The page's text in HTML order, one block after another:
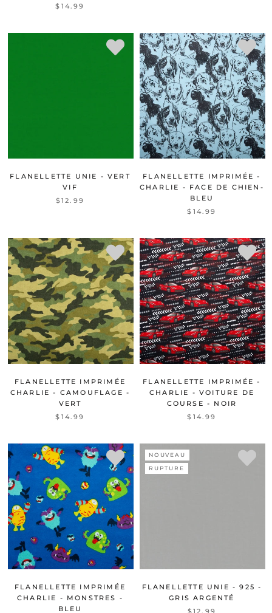
$14.99
FLANELLETTE UNIE - VERT
VIF
$12.99
FLANELLETTE IMPRIMÉE -
CHARLIE - FACE DE CHIEN-
BLEU
$14.99
FLANELLETTE IMPRIMÉE
CHARLIE - CAMOUFLAGE -
VERT
$14.99
FLANELLETTE IMPRIMÉE -
CHARLIE - VOITURE DE
COURSE - NOIR
$14.99
FLANELLETTE IMPRIMÉE
CHARLIE - MONSTRES -
BLEU
NOUVEAU
RUPTURE
FLANELLETTE UNIE - 925 -
GRIS ARGENTÉ
$12.99